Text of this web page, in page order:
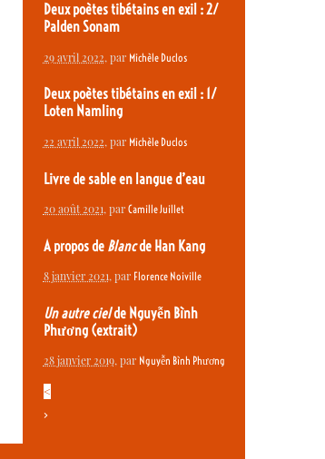
Deux poètes tibétains en exil : 2/
Palden Sonam
29 avril 2022, par Michèle Duclos
Deux poètes tibétains en exil : 1/
Loten Namling
22 avril 2022, par Michèle Duclos
Livre de sable en langue d’eau
20 août 2021, par Camille Juillet
A propos de Blancde Han Kang
8 janvier 2021, par Florence Noiville
Un autre cielde Nguyễn Bình
Phương (extrait)
28 janvier 2019, par Nguyễn Bình Phương
<
>